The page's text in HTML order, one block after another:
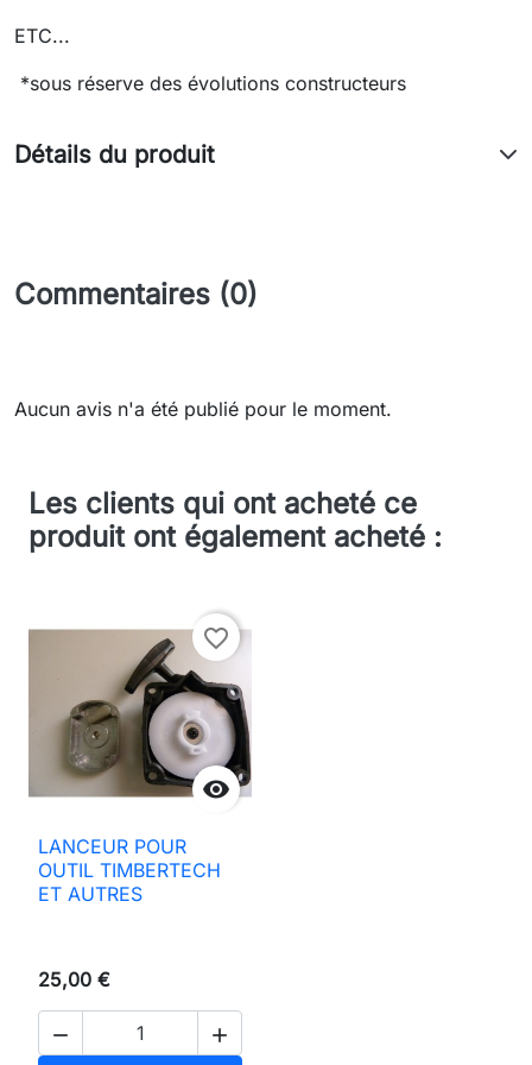
ETC...
*sous réserve des évolutions constructeurs
Détails du produit
Commentaires (0)
Aucun avis n'a été publié pour le moment.
Les clients qui ont acheté ce
produit ont également acheté :

favorite_border
LANCEUR POUR
OUTIL TIMBERTECH
ET AUTRES
25,00 €

